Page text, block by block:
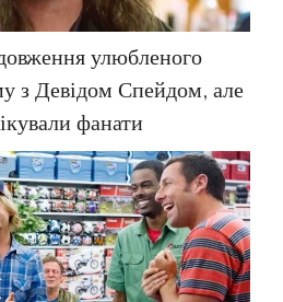
улюбленого
з Девідом Спейдом, але
фанати